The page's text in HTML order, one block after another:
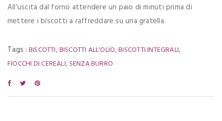
All’uscita dal forno attendere un paio di minuti prima di
mettere i biscotti a raffreddare su una gratella.
Tags :BISCOTTI,BISCOTTI ALL'OLIO,BISCOTTI INTEGRALI,
FIOCCHI DI CEREALI, SENZA BURRO